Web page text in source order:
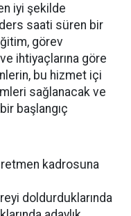
iyi şekilde
saati süren bir
görev
ihtiyaçlarına göre
bu hizmet içi
sağlanacak ve
başlangıç
kadrosuna
doldurduklarında